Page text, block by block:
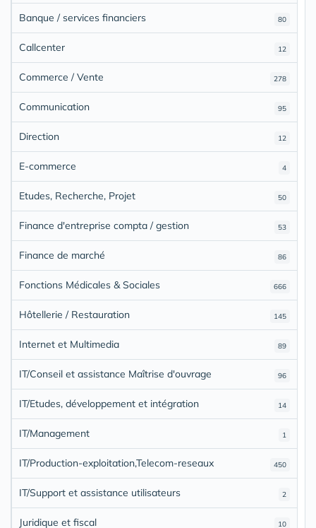
80
Banque / services financiers
12
Callcenter
278
Commerce / Vente
95
Communication
12
Direction
4
E-commerce
50
Etudes, Recherche, Projet
53
Finance d'entreprise compta / gestion
86
Finance de marché
666
Fonctions Médicales & Sociales
145
Hôtellerie / Restauration
89
Internet et Multimedia
96
IT/Conseil et assistance Maîtrise d'ouvrage
14
IT/Etudes, développement et intégration
1
IT/Management
450
IT/Production-exploitation,Telecom-reseaux
2
IT/Support et assistance utilisateurs
10
Juridique et fiscal